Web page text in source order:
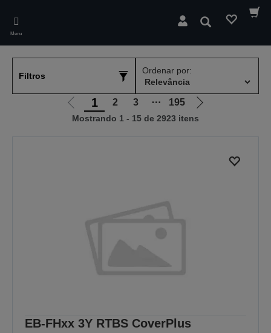
main
content
Menu
Pesquisar
Filtros
Ordenar por:
Ir
para
1 2 3 ⋯ 195
Ir
para
Mostrando 1 - 15 de 2923 itens
EB-FHxx 3Y RTBS CoverPlus